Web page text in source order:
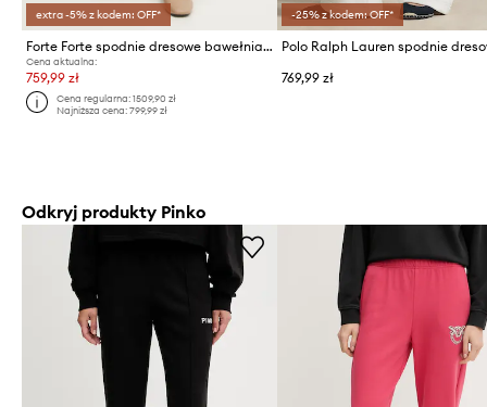
extra -5% z kodem: OFF*
Forte Forte spodnie dresowe bawełniane
Cena aktualna:
759,99 zł
Cena regularna:1509,90 zł
Najniższa cena:799,99 zł
-25% z kodem: OFF*
769,99 zł
Odkryj produkty Pinko